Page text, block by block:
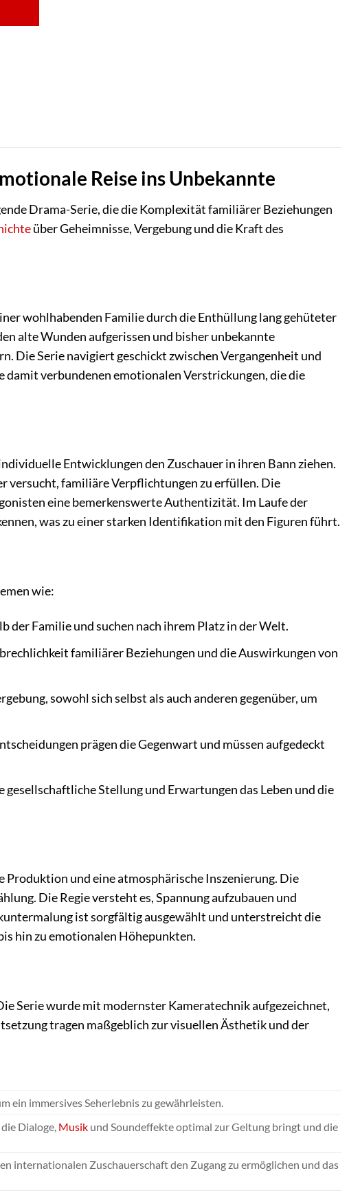
Reise ins Unbekannte
Drama-Serie, die die Komplexität familiärer Beziehungen
über Geheimnisse, Vergebung und die Kraft des
wohlhabenden Familie durch die Enthüllung lang gehüteter
alte Wunden aufgerissen und bisher unbekannte
Die Serie navigiert geschickt zwischen Vergangenheit und
verbundenen emotionalen Verstrickungen, die die
Entwicklungen den Zuschauer in ihren Bann ziehen.
versucht, familiäre Verpflichtungen zu erfüllen. Die
eine bemerkenswerte Authentizität. Im Laufe der
was zu einer starken Identifikation mit den Figuren führt.
wie:
der Familie und suchen nach ihrem Platz in der Welt.
familiärer Beziehungen und die Auswirkungen von
sowohl sich selbst als auch anderen gegenüber, um
prägen die Gegenwart und müssen aufgedeckt
Stellung und Erwartungen das Leben und die
Produktion und eine atmosphärische Inszenierung. Die
Die Regie versteht es, Spannung aufzubauen und
ist sorgfältig ausgewählt und unterstreicht die
hin zu emotionalen Höhepunkten.
Serie wurde mit modernster Kameratechnik aufgezeichnet,
tragen maßgeblich zur visuellen Ästhetik und der
ein immersives Seherlebnis zu gewährleisten.
Dialoge, Musikund Soundeffekte optimal zur Geltung bringt und die
internationalen Zuschauerschaft den Zugang zu ermöglichen und das